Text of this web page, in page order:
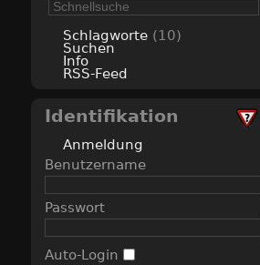
Schlagworte (10)
Suchen
Info
RSS-Feed
Identifikation
Anmeldung
Benutzername
Passwort
Auto-Login